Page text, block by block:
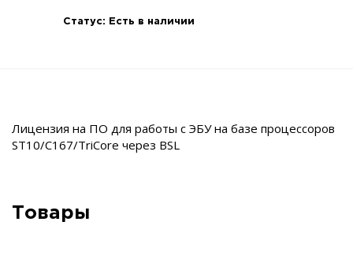
Статус: Есть в наличии
Лицензия на ПО для работы с ЭБУ на базе процессоров
ST10/C167/TriCore через BSL
Товары